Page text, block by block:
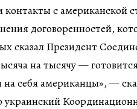
с американской
договоренностей,
сказал Президент
на тысячу —
себя американцы», —
украинский